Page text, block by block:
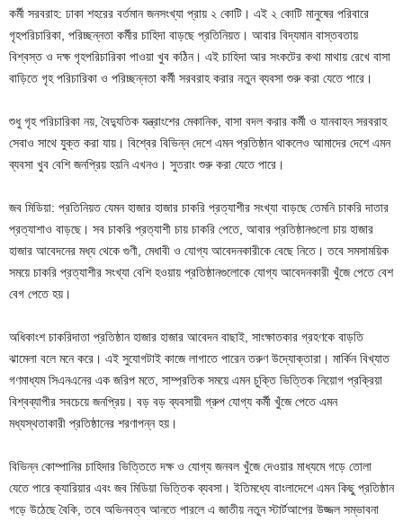
কর্মী সরবরাহ: ঢাকা শহরের বর্তমান জনসংখ্যা প্রায় ২ কোটি। এই ২ কোটি মানুষের পরিবারে
গৃহপরিচারিকা, পরিচ্ছন্নতা কর্মীর চাহিদা বাড়ছে প্রতিনিয়ত। আবার বিদ্যমান বাস্তবতায়
বিশ্বস্ত ও দক্ষ গৃহপরিচারিকা পাওয়া খুব কঠিন। এই চাহিদা আর সংকটের কথা মাথায় রেখে বাসা
বাড়িতে গৃহ পরিচারিকা ও পরিচ্ছন্নতা কর্মী সরবরাহ করার নতুন ব্যবসা শুরু করা যেতে পারে।
শুধু গৃহ পরিচারিকা নয়, বৈদ্যুতিক যন্ত্রাংশের মেকানিক, বাসা বদল করার কর্মী ও যানবাহন সরবরাহ
সেবাও সাথে যুক্ত করা যায়। বিশ্বের বিভিন্ন দেশে এমন প্রতিষ্ঠান থাকলেও আমাদের দেশে এমন
ব্যবসা খুব বেশি জনপ্রিয় হয়নি এখনও। সুতরাং শুরু করা যেতে পারে।
জব মিডিয়া: প্রতিনিয়ত যেমন হাজার হাজার চাকরি প্রত্যাশীর সংখ্যা বাড়ছে তেমনি চাকরি দাতার
প্রত্যাশাও বাড়ছে। সব চাকরি প্রত্যাশী চায় চাকরি পেতে, আবার প্রতিষ্ঠানগুলো চায় হাজার
হাজার আবেদনের মধ্য থেকে গুণী, মেধাবী ও যোগ্য আবেদনকারীকে বেছে নিতে। তবে সমসাময়িক
সময়ে চাকরি প্রত্যাশীর সংখ্যা বেশি হওয়ায় প্রতিষ্ঠানগুলোকে যোগ্য আবেদনকারী খুঁজে পেতে বেশ
বেগ পেতে হয়।
অধিকাংশ চাকরিদাতা প্রতিষ্ঠান হাজার হাজার আবেদন বাছাই, সাংক্ষাতকার গ্রহণকে বাড়তি
ঝামেলা বলে মনে করে। এই সুযোগটাই কাজে লাগাতে পারেন তরুণ উদ্যোক্তারা। মার্কিন বিখ্যাত
গণমাধ্যম সিএনএনের এক জরিপ মতে, সাম্প্রতিক সময়ে এমন চুক্তি ভিত্তিক নিয়োগ প্রক্রিয়া
বিশ্বব্যাপীর সবচেয়ে জনপ্রিয়। বড় বড় ব্যবসায়ী গ্রুপ যোগ্য কর্মী খুঁজে পেতে এমন
মধ্যস্থতাকারী প্রতিষ্ঠানের শরণাপন্ন হয়।
বিভিন্ন কোম্পানির চাহিদার ভিত্তিতে দক্ষ ও যোগ্য জনবল খুঁজে দেওয়ার মাধ্যমে গড়ে তোলা
যেতে পারে ক্যারিয়ার এবং জব মিডিয়া ভিত্তিক ব্যবসা। ইতিমধ্যে বাংলাদেশে এমন কিছু প্রতিষ্ঠান
গড়ে উঠেছে বৈকি, তবে অভিনবত্ব আনতে পারলে এ জাতীয় নতুন স্টার্টআপের উজ্জল সম্ভাবনা